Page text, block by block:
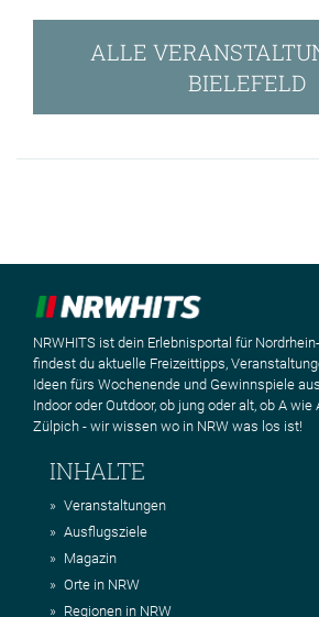
ALLE
BIELEFELD
NRWHITS ist dein Erlebnisportal für
findest du aktuelle Freizeittipps,
Ideen fürs Wochenende und Gewinnspiele
Indoor oder Outdoor, ob jung oder alt, ob A
Zülpich - wir wissen wo in NRW was los ist!
INHALTE
Veranstaltungen
Ausflugsziele
Magazin
Orte in NRW
Regionen in NRW